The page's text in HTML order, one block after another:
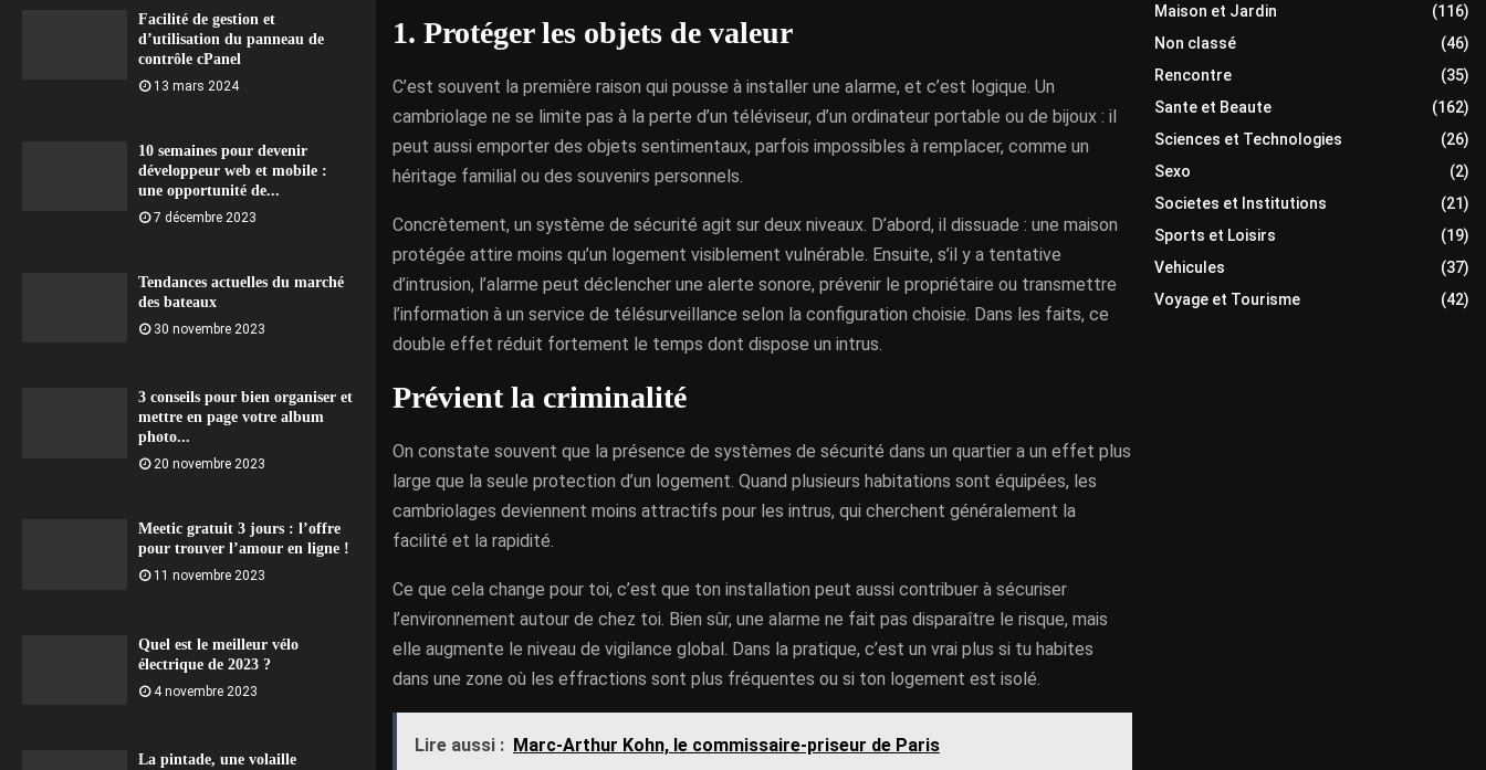
Facilité de gestion et
d’utilisation du panneau de
contrôle cPanel
13 mars 2024
10 semaines pour devenir
développeur web et mobile :
une opportunité de...
7 décembre 2023
Tendances actuelles du marché
des bateaux
30 novembre 2023
3 conseils pour bien organiser et
mettre en page votre album
photo...
20 novembre 2023
Meetic gratuit 3 jours : l’offre
pour trouver l’amour en ligne !
11 novembre 2023
Quel est le meilleur vélo
électrique de 2023 ?
4 novembre 2023
La pintade, une volaille
1. Protéger les objets de valeur
C’est souvent la première raison qui pousse à installer une alarme, et c’est logique. Un
cambriolage ne se limite pas à la perte d’un téléviseur, d’un ordinateur portable ou de bijoux : il
peut aussi emporter des objets sentimentaux, parfois impossibles à remplacer, comme un
héritage familial ou des souvenirs personnels.
Concrètement, un système de sécurité agit sur deux niveaux. D’abord, il dissuade : une maison
protégée attire moins qu’un logement visiblement vulnérable. Ensuite, s’il y a tentative
d’intrusion, l’alarme peut déclencher une alerte sonore, prévenir le propriétaire ou transmettre
l’information à un service de télésurveillance selon la configuration choisie. Dans les faits, ce
double effet réduit fortement le temps dont dispose un intrus.
Prévient la criminalité
On constate souvent que la présence de systèmes de sécurité dans un quartier a un effet plus
large que la seule protection d’un logement. Quand plusieurs habitations sont équipées, les
cambriolages deviennent moins attractifs pour les intrus, qui cherchent généralement la
facilité et la rapidité.
Ce que cela change pour toi, c’est que ton installation peut aussi contribuer à sécuriser
l’environnement autour de chez toi. Bien sûr, une alarme ne fait pas disparaître le risque, mais
elle augmente le niveau de vigilance global. Dans la pratique, c’est un vrai plus si tu habites
dans une zone où les effractions sont plus fréquentes ou si ton logement est isolé.
Lire aussi : Marc-Arthur Kohn, le commissaire-priseur de Paris
Maison et Jardin
(116)
Non classé
(46)
Rencontre
(35)
Sante et Beaute
(162)
Sciences et Technologies
(26)
Sexo
(2)
Societes et Institutions
(21)
Sports et Loisirs
(19)
Vehicules
(37)
Voyage et Tourisme
(42)